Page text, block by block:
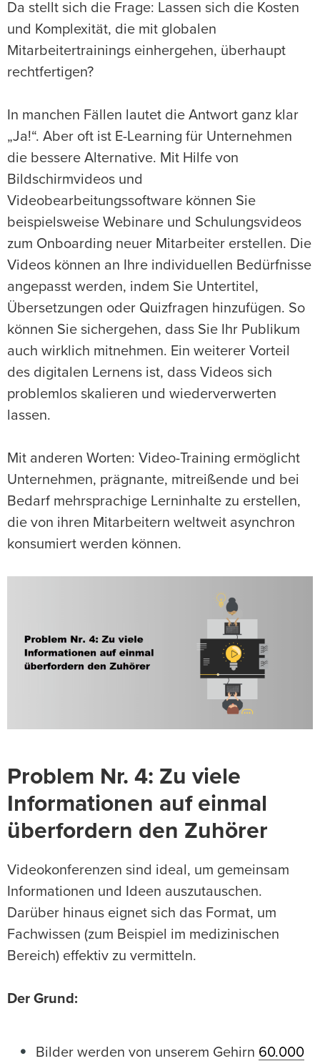
Da stellt sich die Frage: Lassen sich die Kosten
und Komplexität, die mit globalen
Mitarbeitertrainings einhergehen, überhaupt
rechtfertigen?
In manchen Fällen lautet die Antwort ganz klar
„Ja!“. Aber oft ist E-Learning für Unternehmen
die bessere Alternative. Mit Hilfe von
Bildschirmvideos und
Videobearbeitungssoftware können Sie
beispielsweise Webinare und Schulungsvideos
zum Onboarding neuer Mitarbeiter erstellen. Die
Videos können an Ihre individuellen Bedürfnisse
angepasst werden, indem Sie Untertitel,
Übersetzungen oder Quizfragen hinzufügen. So
können Sie sichergehen, dass Sie Ihr Publikum
auch wirklich mitnehmen. Ein weiterer Vorteil
des digitalen Lernens ist, dass Videos sich
problemlos skalieren und wiederverwerten
lassen.
Mit anderen Worten: Video-Training ermöglicht
Unternehmen, prägnante, mitreißende und bei
Bedarf mehrsprachige Lerninhalte zu erstellen,
die von ihren Mitarbeitern weltweit asynchron
konsumiert werden können.
Problem Nr. 4: Zu viele
Informationen auf einmal
überfordern den Zuhörer
Videokonferenzen sind ideal, um gemeinsam
Informationen und Ideen auszutauschen.
Darüber hinaus eignet sich das Format, um
Fachwissen (zum Beispiel im medizinischen
Bereich) effektiv zu vermitteln.
Der Grund:
Bilder werden von unserem Gehirn 60.000